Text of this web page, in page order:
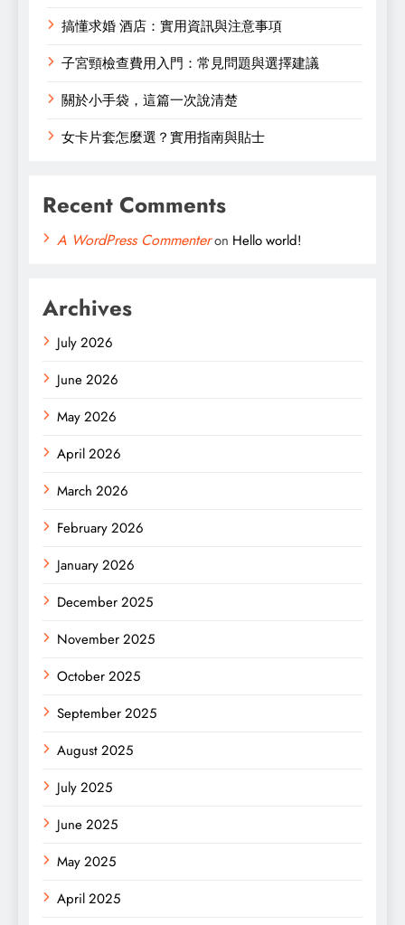
搞懂求婚 酒店：實用資訊與注意事項
子宮頸檢查費用入門：常見問題與選擇建議
關於小手袋，這篇一次說清楚
女卡片套怎麼選？實用指南與貼士
Recent Comments
A WordPress Commenteron Hello world!
Archives
July 2026
June 2026
May 2026
April 2026
March 2026
February 2026
January 2026
December 2025
November 2025
October 2025
September 2025
August 2025
July 2025
June 2025
May 2025
April 2025